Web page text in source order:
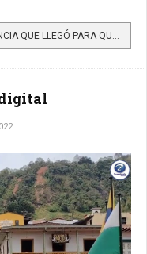
LEER MÁS…LOS GLAMPINGS: UNA TENDENCIA QUE LLEGÓ PARA QUEDARSE